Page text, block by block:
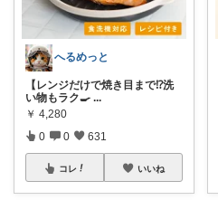
へるめっと
【レンジだけで焼き目まで⁉️洗
い物もラク🍳 ...
￥ 4,280
0 0 631
コレ いいね